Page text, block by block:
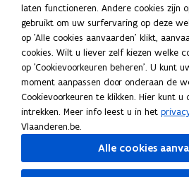
Taaladviezen
Spellingregels
Tips voor duidelijke taal
Bekijk ook
Spellingtests
Boek- en webwijzer
laten functioneren. Andere cookies zijn
gebruikt om uw surfervaring op deze
op 'Alle cookies aanvaarden' klikt,
cookies. Wilt u liever zelf kiezen welke
op 'Cookievoorkeuren beheren'. U kunt
moment aanpassen door onderaan de
Cookievoorkeuren te klikken. Hier kunt
intrekken. Meer info leest u in het
Vlaanderen.be.
Alle cookies